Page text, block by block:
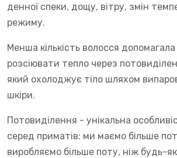
денної спеки, дощу, вітру, змін
режиму.
Менша кількість волосся
розсіювати тепло через
який охолоджує тіло шляхом
шкіри.
Потовиділення - унікальна
серед приматів: ми маємо більше
виробляємо більше поту, ніж будь-